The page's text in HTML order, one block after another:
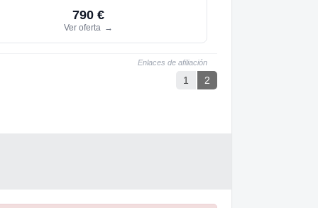
790 €
Ver oferta →
Enlaces de afiliación
1 2